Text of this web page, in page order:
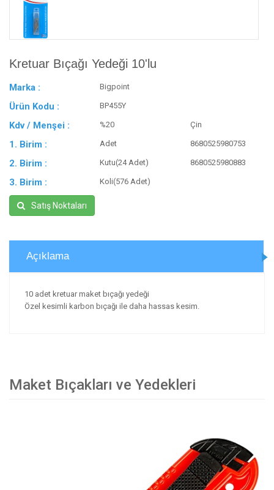
Kretuar Bıçağı Yedeği 10'lu
Marka : Bigpoint
Ürün Kodu : BP455Y
Kdv / Menşei : %20 Çin
1. Birim : Adet 8680525980753
2. Birim : Kutu(24 Adet) 8680525980883
3. Birim : Koli(576 Adet)
Satış Noktaları
Açıklama
10 adet kretuar maket bıçağı yedeği
Özel kesimli karbon bıçağı ile daha hassas kesim.
Maket Bıçakları ve Yedekleri